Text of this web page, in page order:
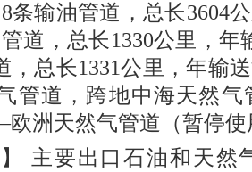
条输油管道，总长3604
道，总长1330公里，年
，总长1331公里，年输
管道，跨地中海天然
洲天然气管道（暂停使
】 主要出口石油和天然